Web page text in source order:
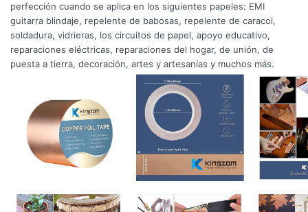
perfección cuando se aplica en los siguientes papeles: EMI
guitarra blindaje, repelente de babosas, repelente de caracol,
soldadura, vidrieras, los circuitos de papel, apoyo educativo,
reparaciones eléctricas, reparaciones del hogar, de unión, de
puesta a tierra, decoración, artes y artesanías y muchos más.